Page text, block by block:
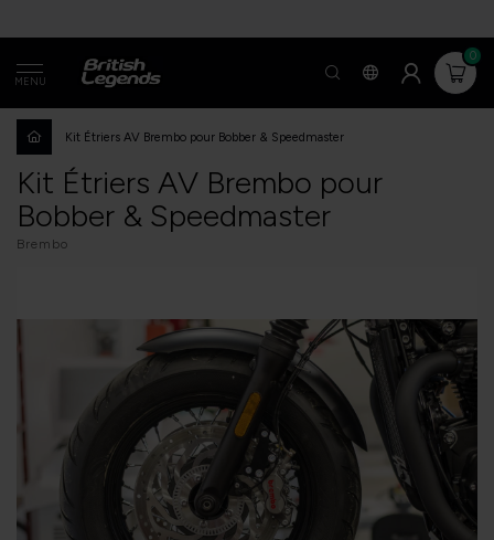
MENU
0
Kit Étriers AV Brembo pour Bobber & Speedmaster
Kit Étriers AV Brembo pour
Bobber & Speedmaster
Brembo